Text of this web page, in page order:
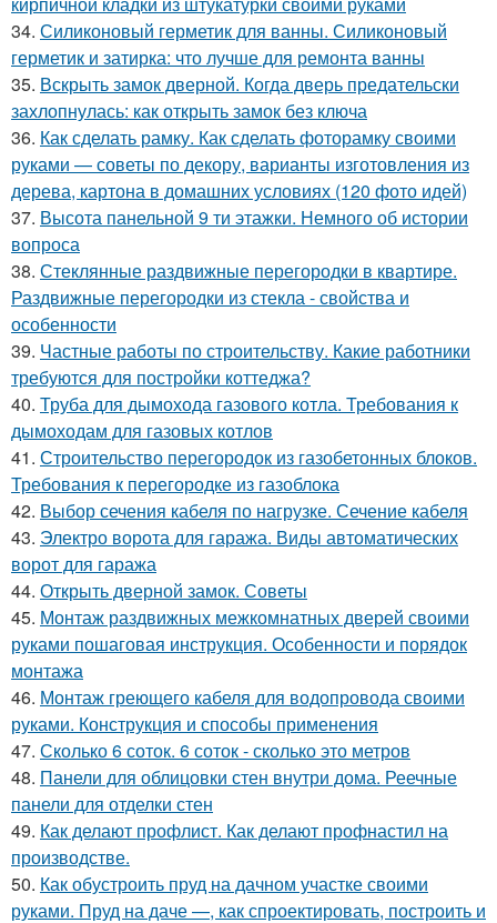
34. Силиконовый герметик для ванны. Силиконовый
герметик и затирка: что лучше для ремонта ванны
35. Вскрыть замок дверной. Когда дверь предательски
захлопнулась: как открыть замок без ключа
36. Как сделать рамку. Как сделать фоторамку своими
руками — советы по декору, варианты изготовления из
дерева, картона в домашних условиях (120 фото идей)
37. Высота панельной 9 ти этажки. Немного об истории
вопроса
38. Стеклянные раздвижные перегородки в квартире.
Раздвижные перегородки из стекла - свойства и
особенности
39. Частные работы по строительству. Какие работники
требуются для постройки коттеджа?
40. Труба для дымохода газового котла. Требования к
дымоходам для газовых котлов
41. Строительство перегородок из газобетонных блоков.
Требования к перегородке из газоблока
42. Выбор сечения кабеля по нагрузке. Сечение кабеля
43. Электро ворота для гаража. Виды автоматических
ворот для гаража
44. Открыть дверной замок. Советы
45. Монтаж раздвижных межкомнатных дверей своими
руками пошаговая инструкция. Особенности и порядок
монтажа
46. Монтаж греющего кабеля для водопровода своими
руками. Конструкция и способы применения
47. Сколько 6 соток. 6 соток - сколько это метров
48. Панели для облицовки стен внутри дома. Реечные
панели для отделки стен
49. Как делают профлист. Как делают профнастил на
производстве.
50. Как обустроить пруд на дачном участке своими
руками. Пруд на даче —, как спроектировать, построить и